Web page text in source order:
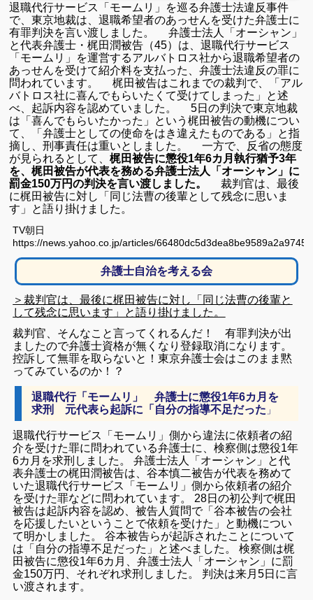
退職代行サービス「モームリ」を巡る弁護士法違反事件
で、東京地裁は、退職希望者のあっせんを受けた弁護士に
有罪判決を言い渡しました。 弁護士法人「オーシャン」
と代表弁護士・梶田潤被告（45）は、退職代行サービス
「モームリ」を運営するアルバトロス社から退職希望者の
あっせんを受けて紹介料を支払った、弁護士法違反の罪に
問われています。 梶田被告はこれまでの裁判で、「アル
バトロス社に喜んでもらいたくて受けてしまった」と述
べ、起訴内容を認めていました。 5日の判決で東京地裁
は「喜んでもらいたかった」という梶田被告の動機につい
て、「弁護士としての使命をはき違えたものである」と指
摘し、刑事責任は重いとしました。 一方で、反省の態度
が見られるとして、梶田被告に懲役1年6カ月執行猶予3年
を、梶田被告が代表を務める弁護士法人「オーシャン」に
罰金150万円の判決を言い渡しました。
裁判官は、最後
に梶田被告に対し「同じ法曹の後輩として残念に思いま
す」と語り掛けました。
TV朝日
https://news.yahoo.co.jp/articles/
弁護士自治を考える会
＞裁判官は、最後に梶田被告に対し「同じ法曹の後輩と
して残念に思います」と語り掛けました。
裁判官、そんなこと言ってくれるんだ！ 有罪判決が出
ましたので弁護士資格が無くなり登録取消になります。
控訴して無罪を取らないと！東京弁護士会はこのまま黙
ってみているのか！？
退職代行「モームリ」 弁護士に懲役1年6カ月を
求刑 元代表ら起訴に「自分の指導不足だった 」
退職代行サービス「モームリ」側から違法に依頼者の紹
介を受けた罪に問われている弁護士に、検察側は懲役1年
6カ月を求刑しました。 弁護士法人「オーシャン」と代
表弁護士の梶田潤被告は、谷本慎二被告が代表を務めて
いた退職代行サービス「モームリ」側から依頼者の紹介
を受けた罪などに問われています。 28日の初公判で梶田
被告は起訴内容を認め、被告人質問で「谷本被告の会社
を応援したいということで依頼を受けた」と動機につい
て明かしました。 谷本被告らが起訴されたことについて
は「自分の指導不足だった」と述べました。 検察側は梶
田被告に懲役1年6カ月、弁護士法人「オーシャン」に罰
金150万円、それぞれ求刑しました。 判決は来月5日に言
い渡されます。